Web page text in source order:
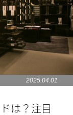
2025.04.01
は？注目